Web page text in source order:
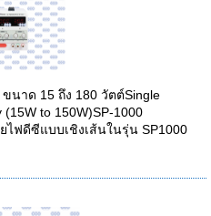
นาด 15 ถึง 180 วัตต์Single
(15W to 150W)SP-1000
ไฟดีซีแบบเชิงเส้นในรุ่น SP1000